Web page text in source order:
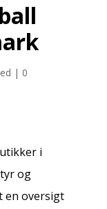
| 0
i
og
en oversigt